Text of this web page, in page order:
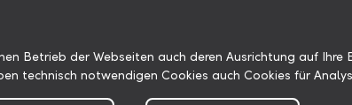
Betrieb der Webseiten auch deren Ausrichtung auf Ihre
technisch notwendigen Cookies auch Cookies für